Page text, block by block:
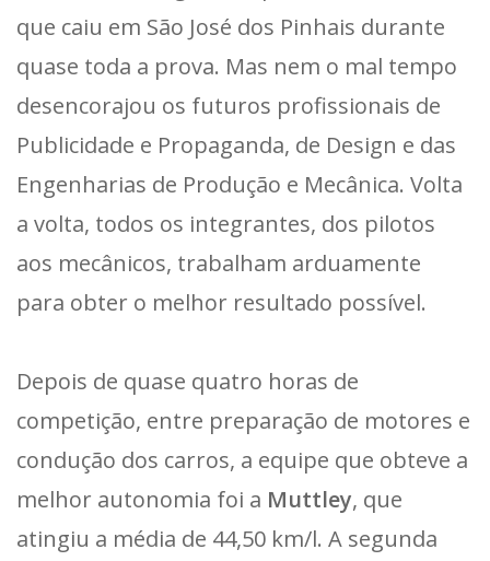
que caiu em São José dos Pinhais durante
quase toda a prova. Mas nem o mal tempo
desencorajou os futuros profissionais de
Publicidade e Propaganda, de Design e das
Engenharias de Produção e Mecânica. Volta
a volta, todos os integrantes, dos pilotos
aos mecânicos, trabalham arduamente
para obter o melhor resultado possível.
Depois de quase quatro horas de
competição, entre preparação de motores e
condução dos carros, a equipe que obteve a
melhor autonomia foi a Muttley, que
atingiu a média de 44,50 km/l. A segunda